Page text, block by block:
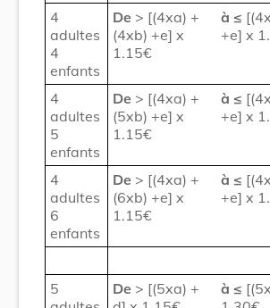
4
adultes
4
enfants
De > [(4xa) +
(4xb) +e] x
1.15€
à ≤
+e] x
4
adultes
5
enfants
De > [(4xa) +
(5xb) +e] x
1.15€
à ≤
+e] x
4
adultes
6
enfants
De > [(4xa) +
(6xb) +e] x
1.15€
à ≤
+e] x
5
De > [(5xa) +
à ≤